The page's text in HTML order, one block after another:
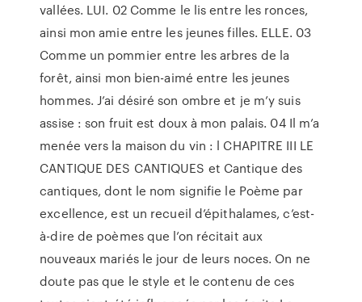
vallées. LUI. 02 Comme le lis entre les ronces,
ainsi mon amie entre les jeunes filles. ELLE. 03
Comme un pommier entre les arbres de la
forêt, ainsi mon bien-aimé entre les jeunes
hommes. J’ai désiré son ombre et je m’y suis
assise : son fruit est doux à mon palais. 04 Il m’a
menée vers la maison du vin : l CHAPITRE III LE
CANTIQUE DES CANTIQUES et Cantique des
cantiques, dont le nom signifie le Poème par
excellence, est un recueil d’épithalames, c’est-
à-dire de poèmes que l’on récitait aux
nouveaux mariés le jour de leurs noces. On ne
doute pas que le style et le contenu de ces